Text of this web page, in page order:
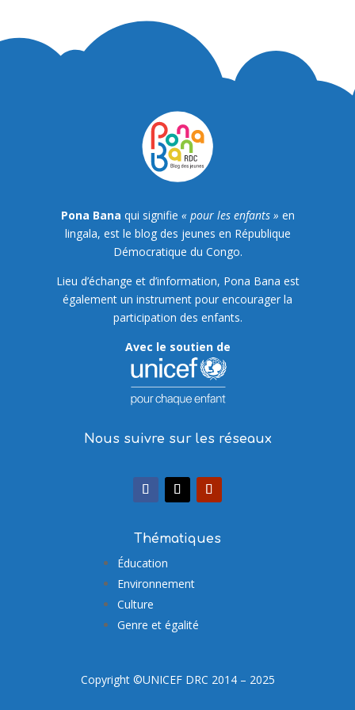
Pona Bana qui signifie « pour les enfants » en
lingala, est le blog des jeunes en République
Démocratique du Congo.
Lieu d’échange et d’information, Pona Bana est
également un instrument pour encourager la
participation des enfants.
Avec le soutien de
Nous suivre sur les réseaux
Thématiques
Éducation
Environnement
Culture
Genre et égalité
Copyright ©UNICEF DRC 2014 – 2025